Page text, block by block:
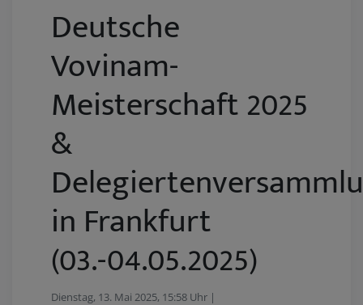
Deutsche
Vovinam-
Meisterschaft 2025
&
in Frankfurt
(03.-04.05.2025)
Dienstag, 13. Mai 2025, 15:58 Uhr |